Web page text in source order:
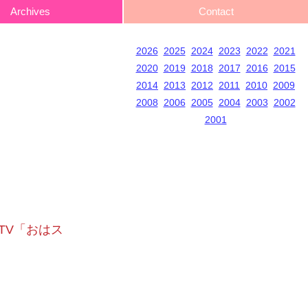
Archives Contact
「おはス
2026 2025 2024 2023 2022
2021
2020 2019 2018 2017 2016
2015
2014 2013 2012 2011 2010 2009
2008
2006 2005 2004 2003
2002
2001